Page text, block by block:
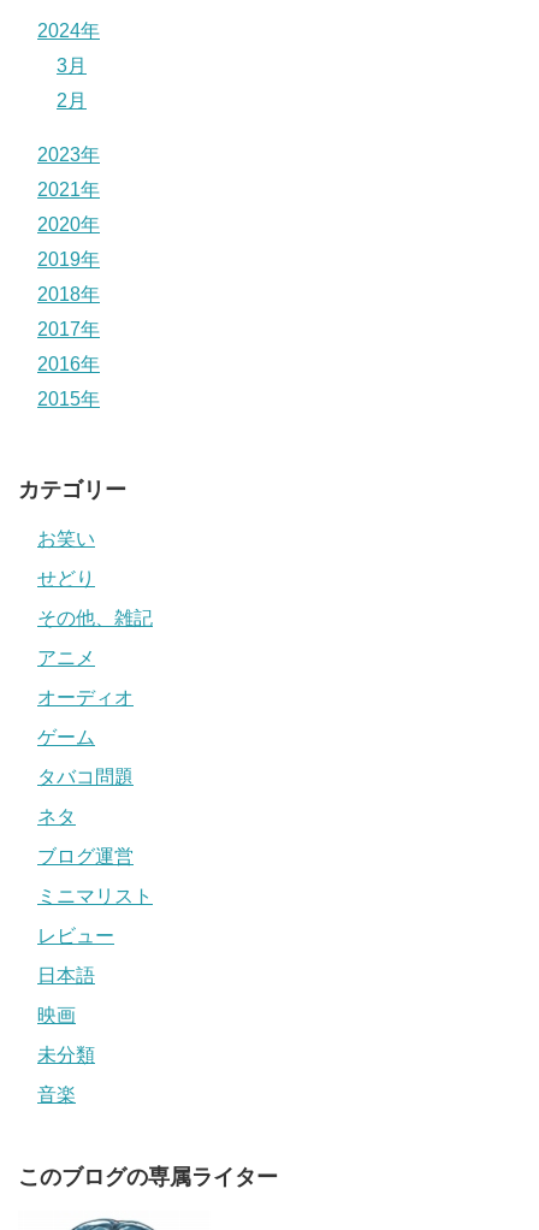
2024年
3月
2月
2023年
2021年
2020年
2019年
2018年
2017年
2016年
2015年
カテゴリー
お笑い
せどり
その他、雑記
アニメ
オーディオ
ゲーム
タバコ問題
ネタ
ブログ運営
ミニマリスト
レビュー
日本語
映画
未分類
音楽
このブログの専属ライター